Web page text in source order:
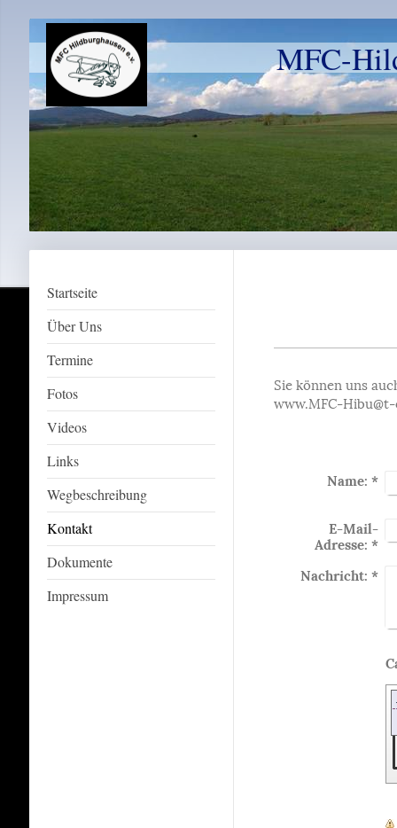
MFC-
Startseite
Über Uns
Termine
Fotos
Videos
Links
Wegbeschreibung
Kontakt
Dokumente
Impressum
Sie können uns
www.MFC-
Name: *
E-Mail-
Adresse: *
Nachricht: *